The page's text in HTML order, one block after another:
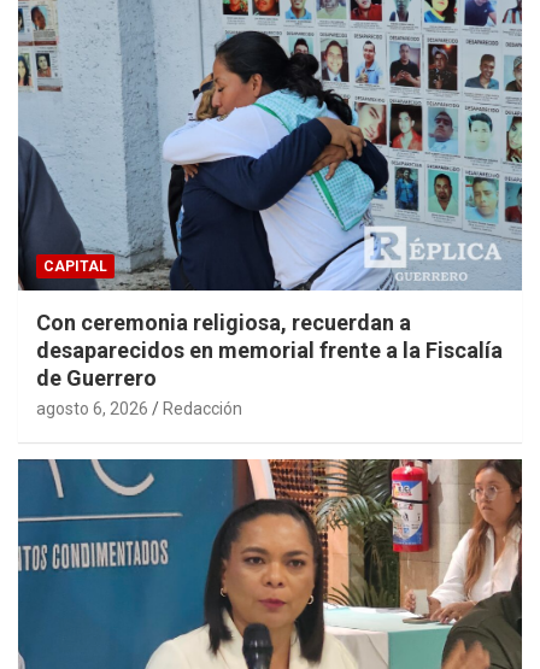
CAPITAL
Con ceremonia religiosa, recuerdan a
desaparecidos en memorial frente a la Fiscalía
de Guerrero
agosto 6, 2026 Redacción